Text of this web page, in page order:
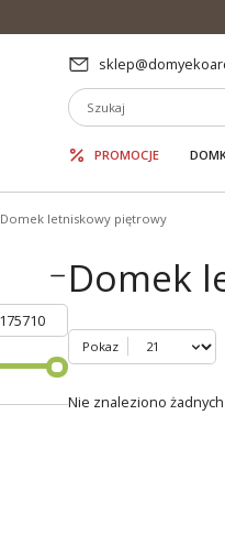
PROMOCJE
Domek letniskowy piętrowy
Domek
Pokaz
Nie znaleziono